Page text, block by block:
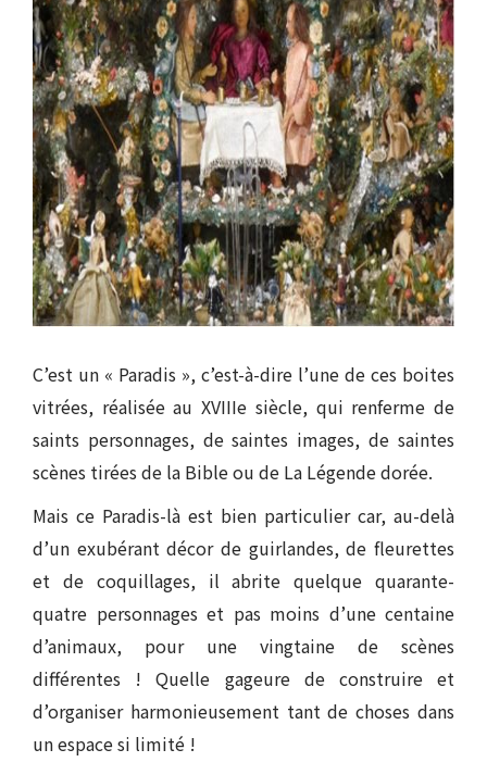
C’est un « Paradis », c’est-à-dire l’une de ces boites
vitrées, réalisée au XVIIIe siècle, qui renferme de
saints personnages, de saintes images, de saintes
scènes tirées de la Bible ou de La Légende dorée.
Mais ce Paradis-là est bien particulier car, au-delà
d’un exubérant décor de guirlandes, de fleurettes
et de coquillages, il abrite quelque quarante-
quatre personnages et pas moins d’une centaine
d’animaux, pour une vingtaine de scènes
différentes ! Quelle gageure de construire et
d’organiser harmonieusement tant de choses dans
un espace si limité !